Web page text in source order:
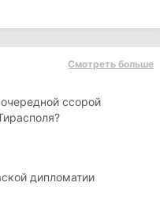
Смотреть больше
ссорой
дипломатии